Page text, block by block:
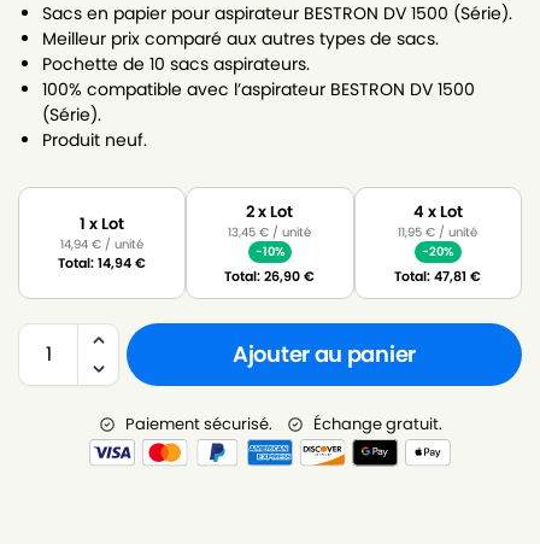
Sacs en papier pour aspirateur BESTRON DV 1500 (Série).
Meilleur prix comparé aux autres types de sacs.
Pochette de 10 sacs aspirateurs.
100% compatible avec l’aspirateur BESTRON DV 1500
(Série).
Produit neuf.
1 x Lot
14,94€ / unité
Total:14,94€
2 x Lot
13,45€ / unité
-10%
Total:26,90€
4 x Lot
11,95€ / unité
-20%
Total:47,81€
Ajouter au panier
Paiement sécurisé. Échange gratuit.